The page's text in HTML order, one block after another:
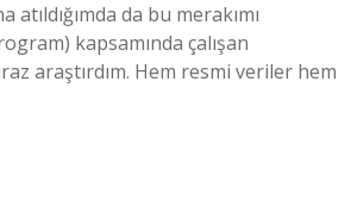
da bu merakımı
kapsamında çalışan
araştırdım. Hem resmi veriler hem